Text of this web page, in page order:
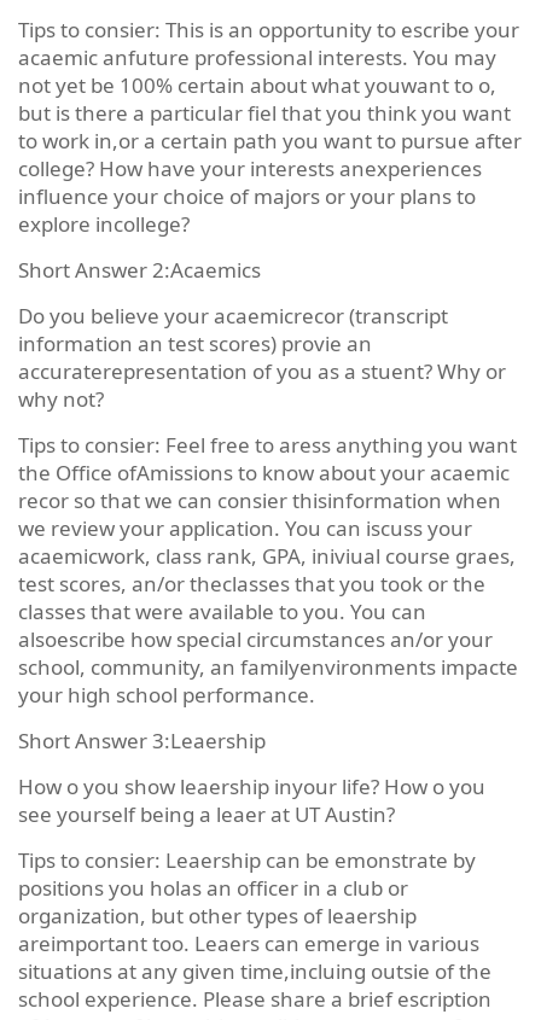
Tips to consier: This is an opportunity to escribe your
acaemic anfuture professional interests. You may
not yet be 100% certain about what youwant to o,
but is there a particular fiel that you think you want
to work in,or a certain path you want to pursue after
college? How have your interests anexperiences
influence your choice of majors or your plans to
explore incollege?
Short Answer 2:Acaemics
Do you believe your acaemicrecor (transcript
information an test scores) provie an
accuraterepresentation of you as a stuent? Why or
why not?
Tips to consier: Feel free to aress anything you want
the Office ofAmissions to know about your acaemic
recor so that we can consier thisinformation when
we review your application. You can iscuss your
acaemicwork, class rank, GPA, iniviual course graes,
test scores, an/or theclasses that you took or the
classes that were available to you. You can
alsoescribe how special circumstances an/or your
school, community, an familyenvironments impacte
your high school performance.
Short Answer 3:Leaership
How o you show leaership inyour life? How o you
see yourself being a leaer at UT Austin?
Tips to consier: Leaership can be emonstrate by
positions you holas an officer in a club or
organization, but other types of leaership
areimportant too. Leaers can emerge in various
situations at any given time,incluing outsie of the
school experience. Please share a brief escription